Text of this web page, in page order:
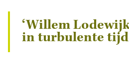
‘Willem
in turbulente